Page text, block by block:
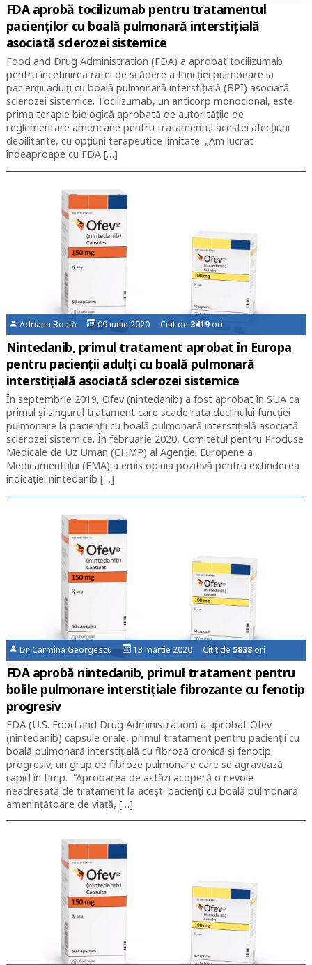
FDA aprobă tocilizumab pentru tratamentul
pacienților cu boală pulmonară interstițială
asociată sclerozei sistemice
Food and Drug Administration (FDA) a aprobat tocilizumab
pentru încetinirea ratei de scădere a funcției pulmonare la
pacienții adulți cu boală pulmonară interstițială (BPI) asociată
sclerozei sistemice. Tocilizumab, un anticorp monoclonal, este
prima terapie biologică aprobată de autoritățile de
reglementare americane pentru tratamentul acestei afecțiuni
debilitante, cu opțiuni terapeutice limitate. „Am lucrat
îndeaproape cu FDA […]
Adriana Boată 09 iunie 2020 Citit de 3419ori
Nintedanib, primul tratament aprobat în Europa
pentru pacienții adulți cu boală pulmonară
interstițială asociată sclerozei sistemice
În septembrie 2019, Ofev (nintedanib) a fost aprobat în SUA ca
primul și singurul tratament care scade rata declinului funcției
pulmonare la pacienții cu boală pulmonară interstițială asociată
sclerozei sistemice. În februarie 2020, Comitetul pentru Produse
Medicale de Uz Uman (CHMP) al Agenției Europene a
Medicamentului (EMA) a emis opinia pozitivă pentru extinderea
indicației nintedanib […]
Dr. Carmina Georgescu 13 martie 2020 Citit de 5838ori
FDA aprobă nintedanib, primul tratament pentru
bolile pulmonare interstițiale fibrozante cu fenotip
progresiv
FDA (U.S. Food and Drug Administration) a aprobat Ofev
(nintedanib) capsule orale, primul tratament pentru pacienții cu
boală pulmonară interstițială cu fibroză cronică și fenotip
progresiv, un grup de fibroze pulmonare care se agravează
rapid în timp. “Aprobarea de astăzi acoperă o nevoie
neadresată de tratament la acești pacienți cu boală pulmonară
amenințătoare de viață, […]